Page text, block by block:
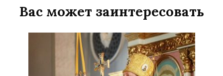
Вас может заинтересовать